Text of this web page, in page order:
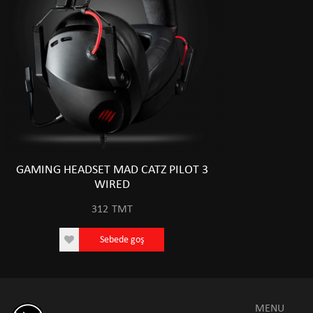
GAMING HEADSET MAD CATZ PILOT 3
WIRED
312 TMT
Sebede goş
MENU